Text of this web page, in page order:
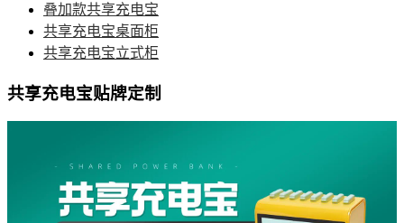
叠加款共享充电宝
共享充电宝桌面柜
共享充电宝立式柜
共享充电宝贴牌定制